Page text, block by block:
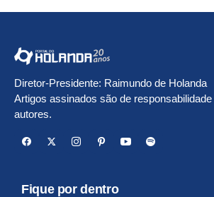
Diretor-Presidente: Raimundo de Holanda
Artigos assinados são de
autores.
Fique por dentro